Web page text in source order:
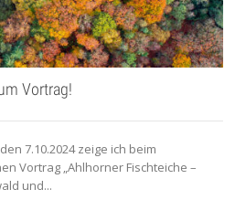
Vortrag!
7.10.2024 zeige ich beim
Vortrag „Ahlhorner Fischteiche –
und...